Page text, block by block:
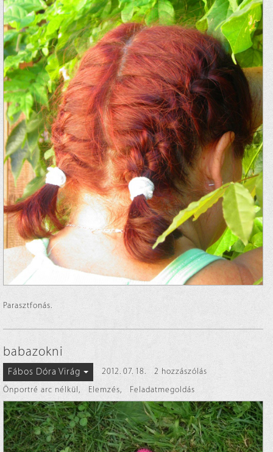
Parasztfonás.
babazokni
Fábos Dóra Virág 2012. 07. 18.
2 hozzászólás
Önportré arc nélkül , Elemzés, Feladatmegoldás